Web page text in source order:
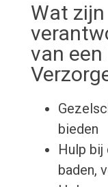
Wat
van
bieden
Hulp
baden,